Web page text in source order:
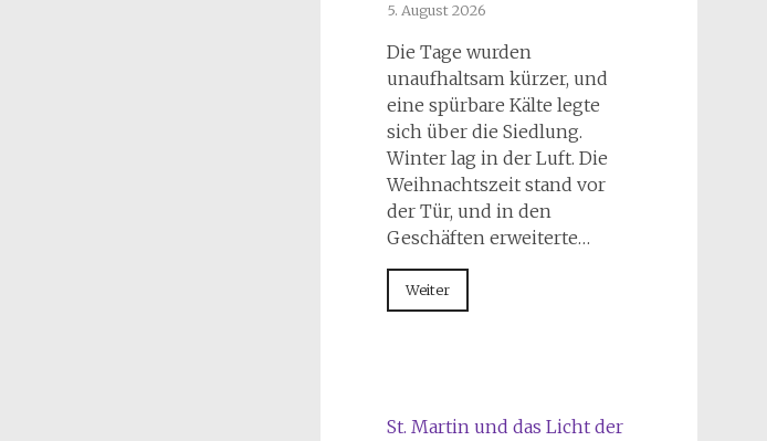
5. August 2026
Die Tage wurden
unaufhaltsam kürzer, und
eine spürbare Kälte legte
sich über die Siedlung.
Winter lag in der Luft. Die
Weihnachtszeit stand vor
der Tür, und in den
Geschäften erweiterte…
Weiter
St. Martin und das Licht der